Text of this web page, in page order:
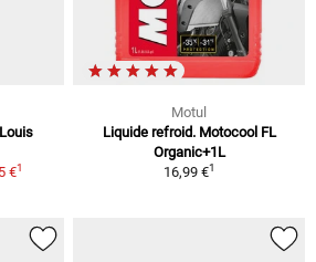
€1
Motul
Liquide refroid. Motocool FL
Organic+1L
16,99 €1